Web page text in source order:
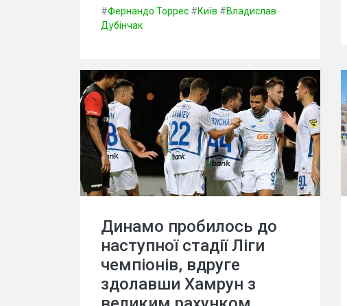
#Фернандо Торрес #Київ #Владислав
Дубінчак
Динамо пробилось до
наступної стадії Ліги
чемпіонів, вдруге
здолавши Хамрун з